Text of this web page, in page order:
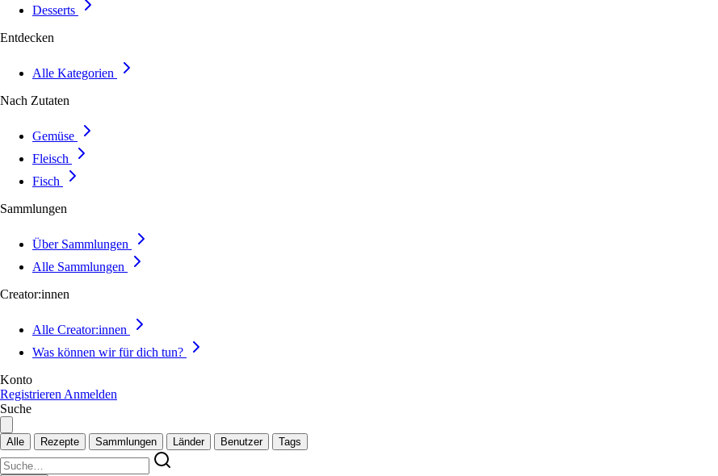
Desserts
Entdecken
Alle Kategorien
Nach Zutaten
Gemüse
Fleisch
Fisch
Sammlungen
Über Sammlungen
Alle Sammlungen
Creator:innen
Alle Creator:innen
Was können wir für dich tun?
Konto
Registrieren Anmelden
Suche
Alle Rezepte Sammlungen Länder Benutzer Tags